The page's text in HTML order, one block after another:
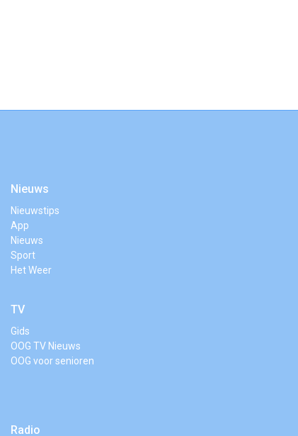
Nieuws
Nieuwstips
App
Nieuws
Sport
Het Weer
TV
Gids
OOG TV Nieuws
OOG voor senioren
Radio